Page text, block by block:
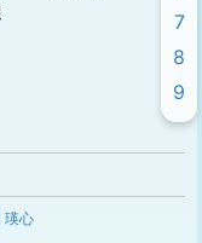
瑛心
7
8
9